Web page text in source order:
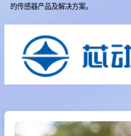
的传感器产品及解决方案。